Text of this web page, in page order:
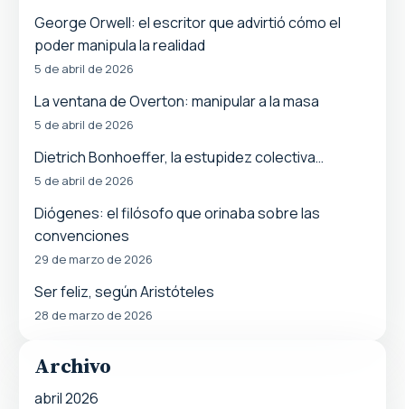
George Orwell: el escritor que advirtió cómo el
poder manipula la realidad
5 de abril de 2026
La ventana de Overton: manipular a la masa
5 de abril de 2026
Dietrich Bonhoeffer, la estupidez colectiva…
5 de abril de 2026
Diógenes: el filósofo que orinaba sobre las
convenciones
29 de marzo de 2026
Ser feliz, según Aristóteles
28 de marzo de 2026
Archivo
abril 2026